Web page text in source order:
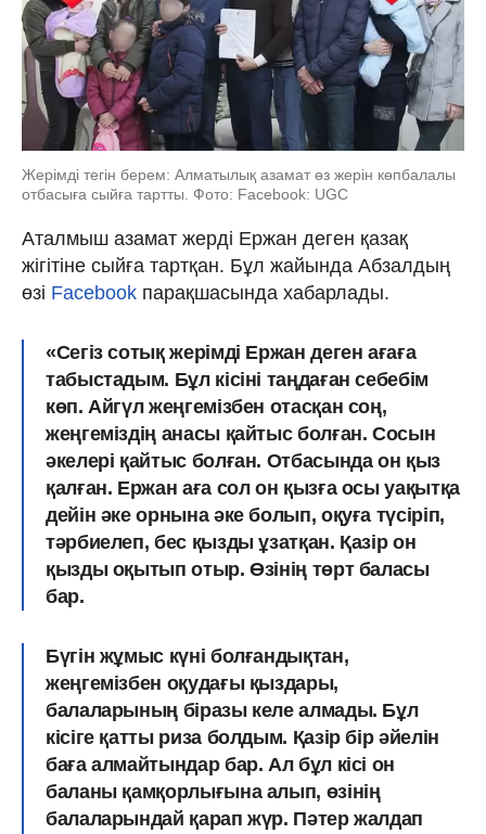
Жерімді тегін берем: Алматылық азамат өз жерін көпбалалы
отбасыға сыйға тартты. Фото: Facebook: UGC
Аталмыш азамат жерді Ержан деген қазақ
жігітіне сыйға тартқан. Бұл жайында Абзалдың
өзі Facebook парақшасында хабарлады.
«Сегіз сотық жерімді Ержан деген ағаға
табыстадым. Бұл кісіні таңдаған себебім
көп. Айгүл жеңгемізбен отасқан соң,
жеңгеміздің анасы қайтыс болған. Сосын
əкелері қайтыс болған. Отбасында он қыз
қалған. Ержан аға сол он қызға осы уақытқа
дейін əке орнына əке болып, оқуға түсіріп,
тəрбиелеп, бес қызды ұзатқан. Қазір он
қызды оқытып отыр. Өзінің төрт баласы
бар.
Бүгін жұмыс күні болғандықтан,
жеңгемізбен оқудағы қыздары,
балаларының біразы келе алмады. Бұл
кісіге қатты риза болдым. Қазір бір əйелін
баға алмайтындар бар. Ал бұл кісі он
баланы қамқорлығына алып, өзінің
балаларындай қарап жүр. Пәтер жалдап